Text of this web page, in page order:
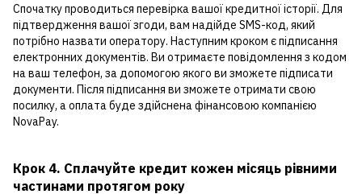
Спочатку проводиться перевірка вашої кредитної історії. Для
підтвердження вашої згоди, вам надійде SMS-код, який
потрібно назвати оператору. Наступним кроком є підписання
електронних документів. Ви отримаєте повідомлення з кодом
на ваш телефон, за допомогою якого ви зможете підписати
документи. Після підписання ви зможете отримати свою
посилку, а оплата буде здійснена фінансовою компанією
NovaPay.
Крок 4. Сплачуйте кредит кожен місяць рівними
частинами протягом року